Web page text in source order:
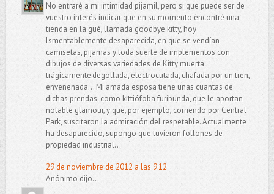
No entraré a mi intimidad pijamil, pero si que puede ser de
vuestro interés indicar que en su momento encontré una
tienda en la güé, llamada goodbye kitty, hoy
lsmentablemente desaparecida, en que se vendían
camisetas, pijamas y toda suerte de implementos con
dibujos de diversas variedades de Kitty muerta
trágicamente:degollada, electrocutada, chafada por un tren,
envenenada... Mi amada esposa tiene unas cuantas de
dichas prendas, como kittiófoba furibunda, que le aportan
notable glamour, y que, por ejemplo, corriendo por Central
Park, suscitaron la admiración del respetable. Actualmente
ha desaparecido, supongo que tuvieron follones de
propiedad industrial...
29 de noviembre de 2012 a las 9:12
Anónimo dijo...